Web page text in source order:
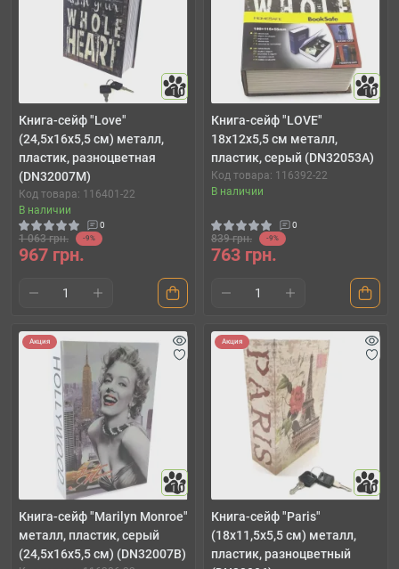
10
Книга-сейф "Love"
(24,5х16х5,5 см) металл,
пластик, разноцветная
(DN32007M)
Код товара: 116401-22
В наличии
0
1 063 грн. -9%
967 грн.
10
Книга-сейф "LOVE"
18х12х5,5 см металл,
пластик, серый (DN32053A)
Код товара: 116392-22
В наличии
0
839 грн. -9%
763 грн.
Акция
10
Книга-сейф "Marilyn Monroe"
металл, пластик, серый
(24,5х16х5,5 см) (DN32007B)
Акция
10
Книга-сейф "Paris"
(18х11,5х5,5 см) металл,
пластик, разноцветный